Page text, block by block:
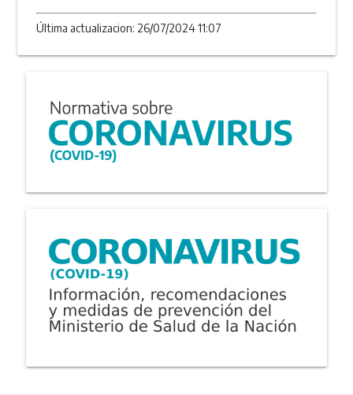
Última actualizacion: 26/07/2024 11:07